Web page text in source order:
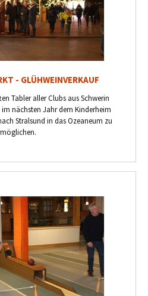
- GLÜHWEINVERKAUF
Tabler aller Clubs aus Schwerin
nächsten Jahr dem Kinderheim
Stralsund in das Ozeaneum zu